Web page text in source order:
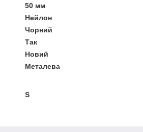
50 мм
Нейлон
Чорний
Так
Новий
Металева
S